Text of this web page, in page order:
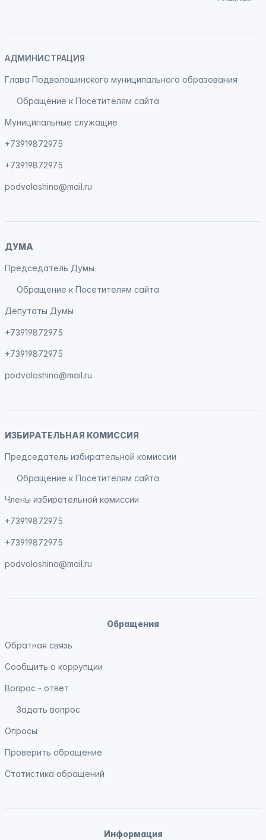
АДМИНИСТРАЦИЯ
Глава Подволошинского муниципального образования
Обращение к Посетителям сайта
Муниципальные служащие
+73919872975
+73919872975
podvoloshino@mail.ru
ДУМА
Председатель Думы
Обращение к Посетителям сайта
Депутаты Думы
+73919872975
+73919872975
podvoloshino@mail.ru
ИЗБИРАТЕЛЬНАЯ КОМИССИЯ
Председатель избирательной комиссии
Обращение к Посетителям сайта
Члены избирательной комиссии
+73919872975
+73919872975
podvoloshino@mail.ru
Обращения
Обратная связь
Сообщить о коррупции
Вопрос - ответ
Задать вопрос
Опросы
Проверить обращение
Статистика обращений
Информация